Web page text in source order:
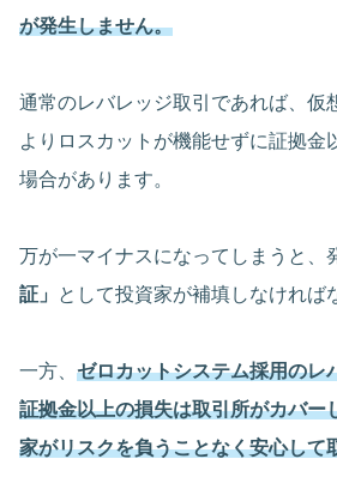
が発生しません。
通常のレバレッジ取引であれば、仮
よりロスカットが機能せずに証拠金
場合があります。
万が一マイナスになってしまうと、
証」
として投資家が補填しなければ
一方、 ゼロカットシステム採用のレ
証拠金以上の損失は取引所がカバー
家がリスクを負うことなく安心して